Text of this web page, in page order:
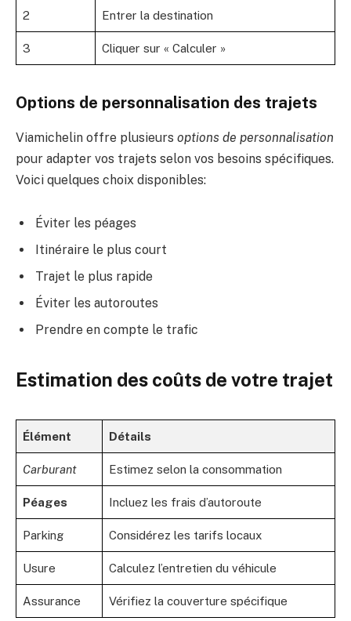
2 Entrer la destination
3 Cliquer sur « Calculer »
Options de personnalisation des trajets
Viamichelin offre plusieurs options de personnalisation
pour adapter vos trajets selon vos besoins spécifiques.
Voici quelques choix disponibles:
Éviter les péages
Itinéraire le plus court
Trajet le plus rapide
Éviter les autoroutes
Prendre en compte le trafic
Estimation des coûts de votre trajet
Élément Détails
Carburant Estimez selon la consommation
Péages Incluez les frais d’autoroute
Parking Considérez les tarifs locaux
Usure Calculez l’entretien du véhicule
Assurance Vérifiez la couverture spécifique